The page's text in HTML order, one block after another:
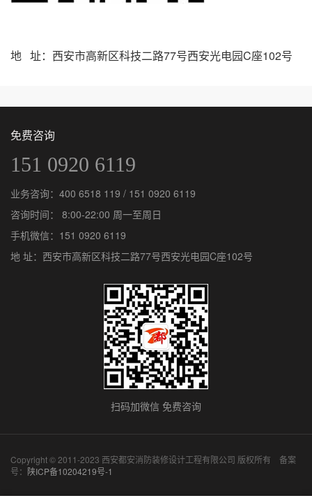
地 址：西安市高新区科技二路77号西安光电园C座102号
免费咨询
151 0920 6119
业务咨询： 400 6518 119 / 151 0920 6119
咨询时间： 8:00-22:00 周一至周日
手机微信： 151 0920 6119
地 址：西安市高新区科技二路77号西安光电园C座102号
扫码加微信 免费咨询
Copyright © 2011-2023 西安都安消防装修设计工程有限公司 版权所有 备案
号： 陕ICP备10204219号-1